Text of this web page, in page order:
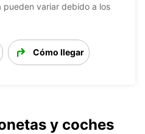
pueden variar debido a los
Cómo llegar
y coches